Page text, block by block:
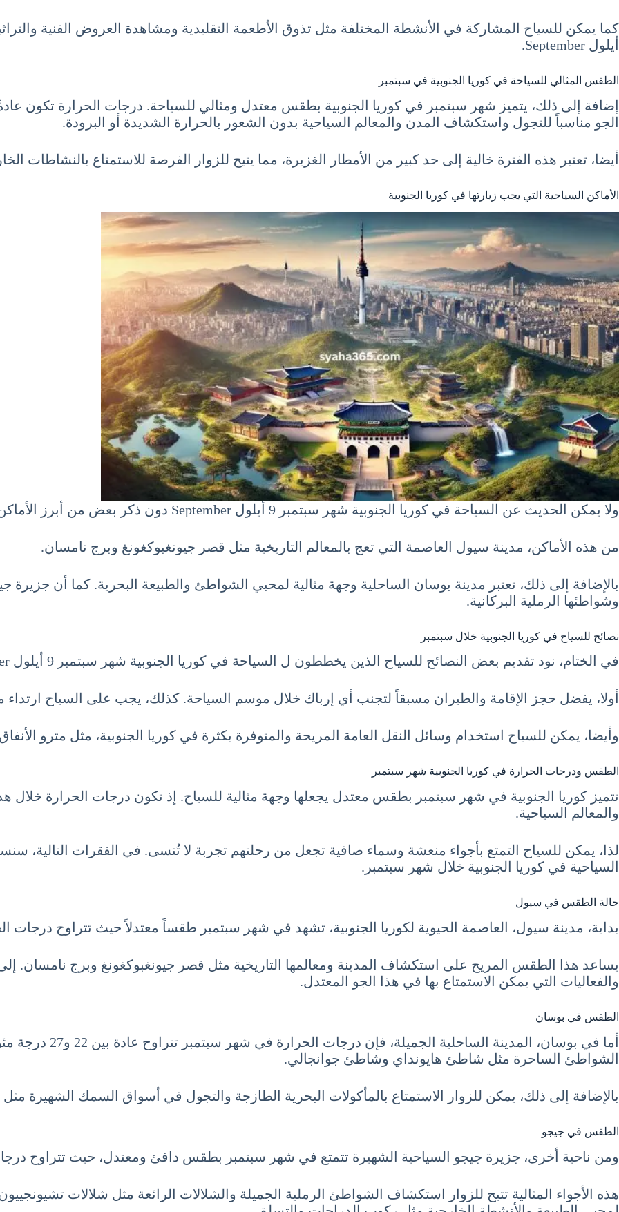
أيلول September.
الطقس المثالي للسياحة في كوريا الجنوبية في سبتمبر
الجو مناسباً للتجول واستكشاف المدن والمعالم السياحية بدون الشعور بالحرارة الشديدة أو البرودة.
أيضا، تعتبر هذه الفترة خالية إلى حد كبير من الأمطار الغزيرة، مما يتيح للزوار الفرصة للاستمتاع بالنشاطات
الأماكن السياحية التي يجب زيارتها في كوريا الجنوبية
ولا يمكن الحديث عن السياحة في كوريا الجنوبية شهر سبتمبر 9 أيلول September دون ذكر بعض من أبرز الأماكن السياحية التي تستحق الزيارة.
من هذه الأماكن، مدينة سيول العاصمة التي تعج بالمعالم التاريخية مثل قصر جيونغبوكغونغ وبرج نامسان.
بالإضافة إلى ذلك، تعتبر مدينة بوسان الساحلية وجهة مثالية لمحبي الشواطئ والطبيعة البحرية. كما أن جزيرة
وشواطئها الرملية البركانية.
نصائح للسياح في كوريا الجنوبية خلال سبتمبر
في الختام، نود تقديم بعض النصائح للسياح الذين يخططون ل السياحة في كوريا الجنوبية شهر سبتمبر 9 أيلول September.
أولا، يفضل حجز الإقامة والطيران مسبقاً لتجنب أي إرباك خلال موسم السياحة. كذلك، يجب على السياح
وأيضا، يمكن للسياح استخدام وسائل النقل العامة المريحة والمتوفرة بكثرة في كوريا الجنوبية، مثل مترو
الطقس ودرجات الحرارة في كوريا الجنوبية شهر سبتمبر
تتميز كوريا الجنوبية في شهر سبتمبر بطقس معتدل يجعلها وجهة مثالية للسياح. إذ تكون درجات الحرارة
والمعالم السياحية.
لذا، يمكن للسياح التمتع بأجواء منعشة وسماء صافية تجعل من رحلتهم تجربة لا تُنسى. في الفقرات
السياحية في كوريا الجنوبية خلال شهر سبتمبر.
حالة الطقس في سيول
بداية، مدينة سيول، العاصمة الحيوية لكوريا الجنوبية، تشهد في شهر سبتمبر طقساً معتدلاً حيث تتراوح درجات الحرارة بين 20 و25
يساعد هذا الطقس المريح على استكشاف المدينة ومعالمها التاريخية مثل قصر جيونغبوكغونغ وبرج نامسان.
والفعاليات التي يمكن الاستمتاع بها في هذا الجو المعتدل.
الطقس في بوسان
أما في بوسان،
الشواطئ الساحرة مثل شاطئ هايونداي وشاطئ جوانجالي.
بالإضافة إلى ذلك، يمكن للزوار الاستمتاع بالمأكولات البحرية الطازجة والتجول في أسواق السمك الشهيرة
الطقس في جيجو
ومن ناحية أخرى، جزيرة جيجو السياحية الشهيرة تتمتع في شهر سبتمبر بطقس دافئ ومعتدل، حيث تتراوح درجات الحرارة بين
هذه الأجواء المثالية تتيح للزوار استكشاف الشواطئ الرملية الجميلة والشلالات الرائعة مثل شلالات